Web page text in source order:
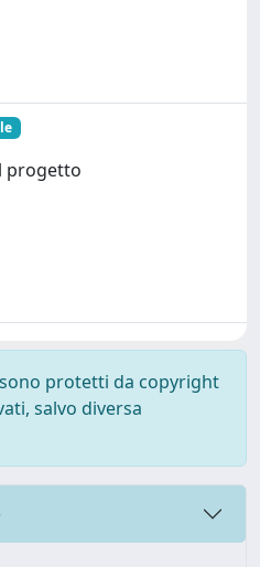
progetto
protetti da copyright
salvo diversa